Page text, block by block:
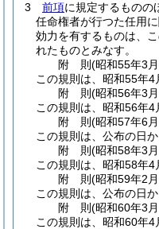
3
前項に規定するものの
任命権者が行つた任用
効力を有するものは、
れたものとみなす。
附 則(昭和55年3
この規則は、昭和55年4
附 則(昭和56年3
この規則は、昭和56年4
附 則(昭和57年6
この規則は、公布の日か
附 則(昭和58年3
この規則は、昭和58年4
附 則(昭和59年2
この規則は、公布の日か
附 則(昭和60年3
この規則は、昭和60年4